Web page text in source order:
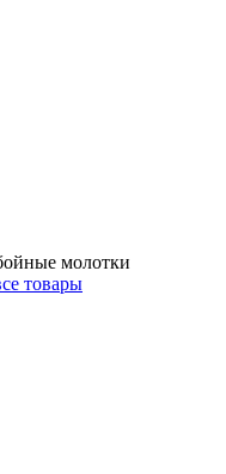
молотки
товары